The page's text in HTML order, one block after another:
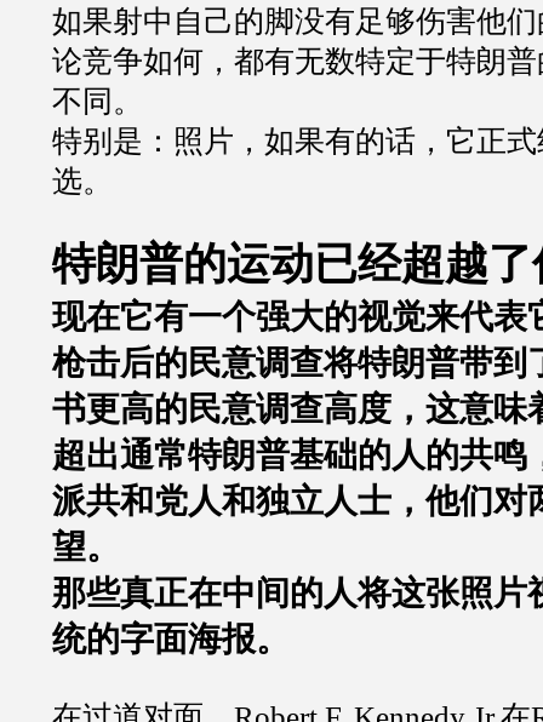
如果射中自己的脚没有足够伤害他
论竞争如何，都有无数特定于特朗
不同。
特别是：照片，如果有的话，它正
选。
特朗普的运动已经超越
现在它有一个强大的视觉来代表
枪击后的民意调查将特朗普带到
书更高的民意调查高度，这意味
超出通常特朗普基础的人的共鸣
派共和党人和独立人士，他们对
望。
那些真正在中间的人将这张照片
统的字面海报。